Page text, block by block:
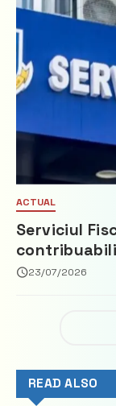
ACTUAL
Serviciul
privind
23/07/2026
READ ALSO